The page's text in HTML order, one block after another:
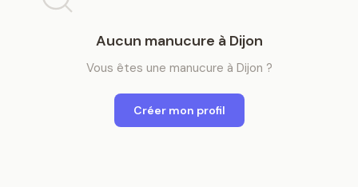
Aucun manucure à Dijon
Vous êtes une manucure à Dijon ?
Créer mon profil